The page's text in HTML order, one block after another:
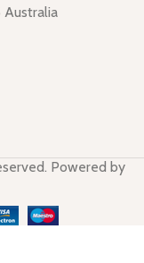
Australia
Powered by